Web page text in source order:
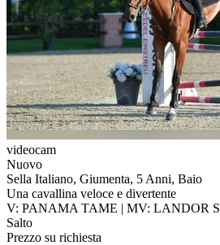
videocam
Nuovo
Sella Italiano, Giumenta, 5 Anni, Baio
Una cavallina veloce e divertente
V: PANAMA TAME | MV: LANDOR S
Salto
Prezzo su richiesta